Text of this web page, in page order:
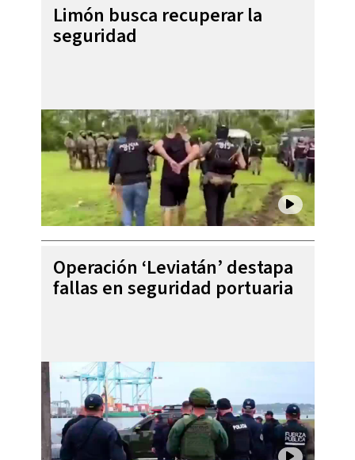
Limón busca recuperar la
seguridad
Operación ‘Leviatán’ destapa
fallas en seguridad portuaria